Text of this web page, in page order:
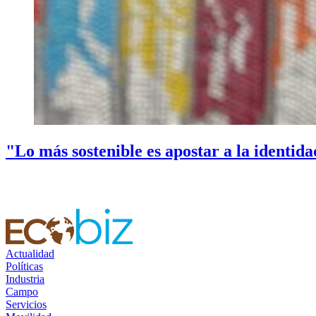
"Lo más sostenible es apostar a la
Actualidad
Políticas
Industria
Campo
Servicios